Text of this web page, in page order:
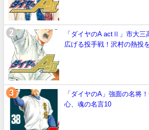
「ダイヤのA actⅡ」市大三
広げる投手戦！沢村の熱投
「ダイヤのA」強面の名将
心、魂の名言10